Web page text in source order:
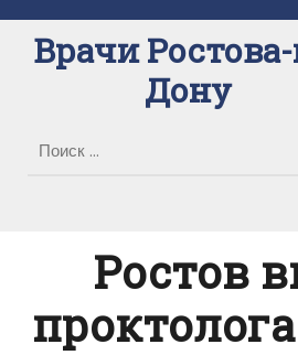
содержимому
Врачи
Дону
Ростов